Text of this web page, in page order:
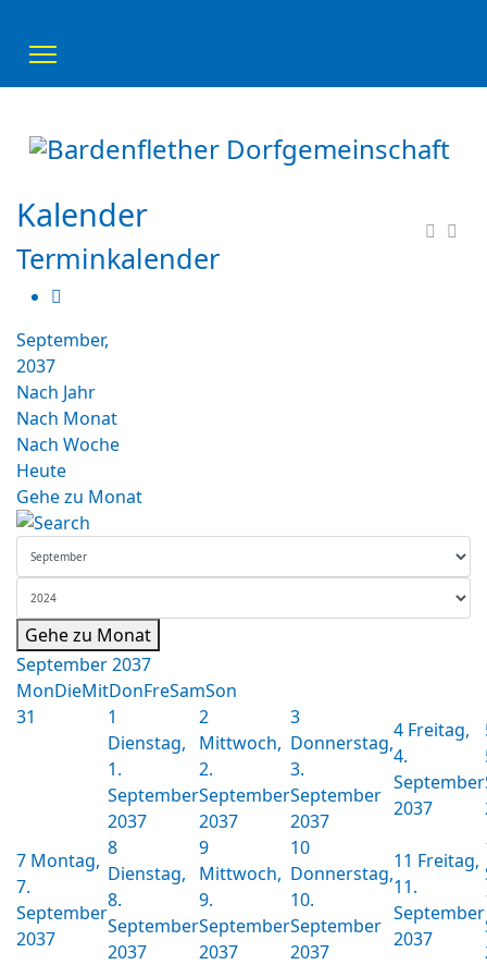
Kalender
Terminkalender
September,
2037
Nach Jahr
Nach Monat
Nach Woche
Heute
Gehe zu Monat
Gehe zu Monat
September 2037
MonDieMitDonFreSamSon
31
1
Dienstag,
1.
September
2037
2
Mittwoch,
2.
September
2037
3
Donnerstag,
3.
September
2037
4 Freitag,
4.
September
2037
7 Montag,
7.
September
2037
8
Dienstag,
8.
September
2037
9
Mittwoch,
9.
September
2037
10
Donnerstag,
10.
September
2037
11 Freitag,
11.
September
2037